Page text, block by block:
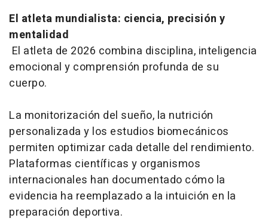
El atleta mundialista: ciencia, precisión y
mentalidad
El atleta de 2026 combina disciplina, inteligencia
emocional y comprensión profunda de su
cuerpo.
La monitorización del sueño, la nutrición
personalizada y los estudios biomecánicos
permiten optimizar cada detalle del rendimiento.
Plataformas científicas y organismos
internacionales han documentado cómo la
evidencia ha reemplazado a la intuición en la
preparación deportiva.